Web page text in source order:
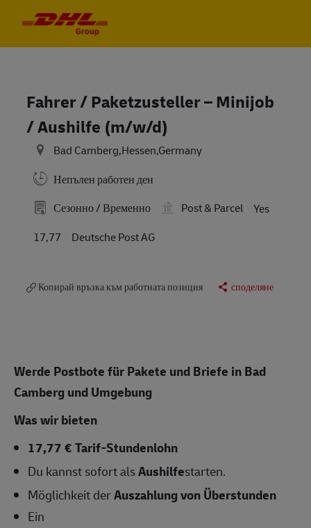
Fahrer / Paketzusteller – Minijob
/ Aushilfe (m/w/d)
Bad Camberg,Hessen,Germany
Непълен работен ден
Сезонно / Временно
Post & Parcel
Yes
17,77
Deutsche Post AG
Копирай връзка към работната позиция споделяне
Werde Postbote für Pakete und Briefe in Bad
Camberg und Umgebung
Was wir bieten
17,77 € Tarif-Stundenlohn
Du kannst sofort alsAushilfestarten.
Möglichkeit derAuszahlung von Überstunden
Ein